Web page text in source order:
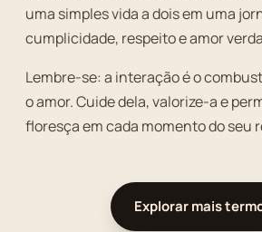
uma simples vida a dois em uma
cumplicidade, respeito e amor
Lembre-se: a interação é o
o amor. Cuide dela, valorize-a e
floresça em cada momento do seu
Explorar mais